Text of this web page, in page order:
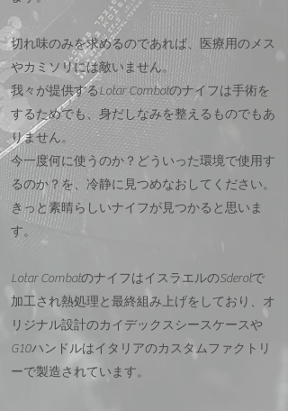
切れ味のみを求めるのであれば、医療用のメス
やカミソリには敵いません。
我々が提供するLotar Combatのナイフは手術を
するためでも、身だしなみを整えるものでもあ
りません。
今一度何に使うのか？どういった環境で使用す
るのか？を、冷静に見つめなおしてください。
きっと素晴らしいナイフが見つかると思いま
す。
Lotar CombatのナイフはイスラエルのSderotで
加工され熱処理と最終組み上げをしており、オ
リジナル設計のカイデックスシースケースや
G10ハンドルはイタリアのカスタムファクトリ
ーで製造されています。